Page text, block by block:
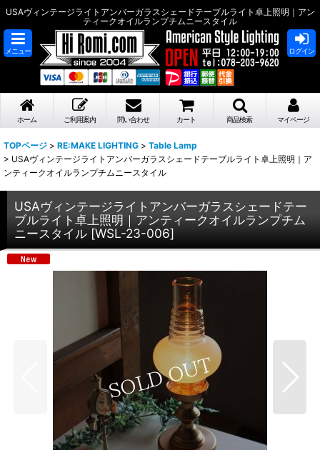
USAヴィンテージライトアンバーガラスシェードテーブルライト卓上照明｜アン
ティークオイルランプチムニースタイル
メニュー ログイン
ホーム ご利用案内 問い合わせ カート 商品検索 マイページ
TOPページ > RE:MAKE LIGHTING > Table Lamp
> USAヴィンテージライトアンバーガラスシェードテーブルライト卓上照明｜ア
ンティークオイルランプチムニースタイル
USAヴィンテージライトアンバーガラスシェードテー
ブルライト卓上照明｜アンティークオイルランプチム
ニースタイル [WSL-23-006]